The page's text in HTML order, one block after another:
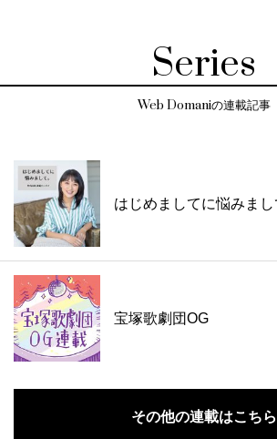
Series
Web Domaniの連載記事
はじめましてに悩みまし
宝塚歌劇団OG
その他の連載はこちら